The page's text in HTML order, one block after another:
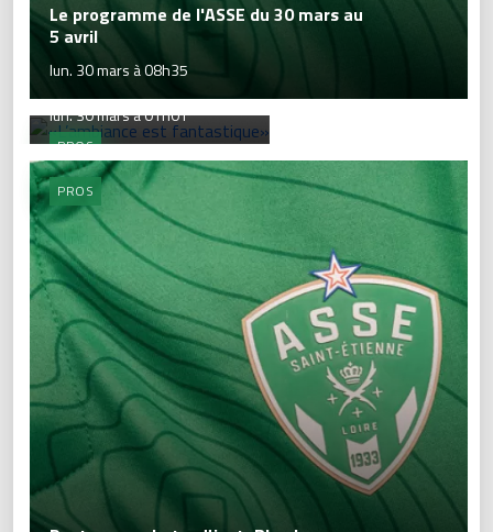
Le programme de l'ASSE du 30 mars au
5 avril
lun. 30 mars à 08h35
PROS
«L’ambiance est fantastique»
lun. 30 mars à 01h01
PROS